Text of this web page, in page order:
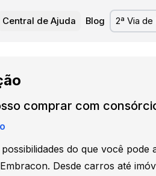
Central de Ajuda Blog 2ª Via
comprar com
do que você pode
Desde carros até